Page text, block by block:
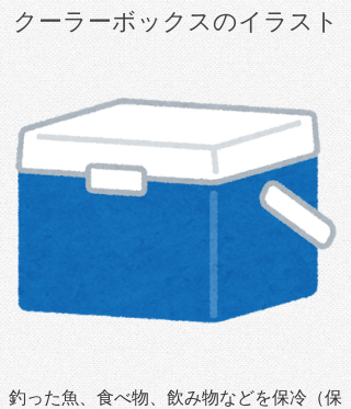
クーラーボックスのイラスト
釣った魚、食べ物、飲み物などを保冷（保